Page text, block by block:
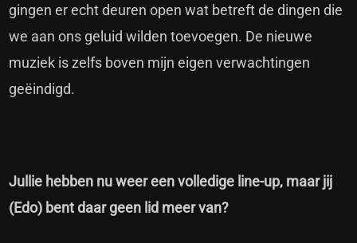
gingen er echt deuren open wat betreft de dingen die
we aan ons geluid wilden toevoegen. De nieuwe
muziek is zelfs boven mijn eigen verwachtingen
geëindigd.
Jullie hebben nu weer een volledige line-up, maar jij
(Edo) bent daar geen lid meer van?